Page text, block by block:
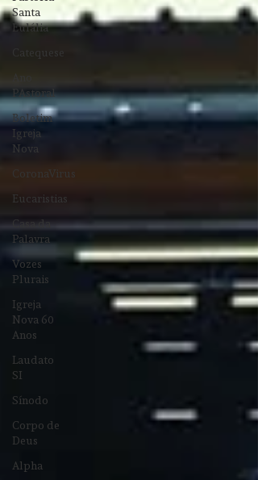
Santa
Eulália
Catequese
Ano
PAstoral
Boletim
Igreja
Nova
CoronaVirus
Eucaristias
Casa da
Palavra
Vozes
Plurais
Igreja
Nova 60
Anos
Laudato
SI
Sínodo
Corpo de
Deus
Alpha